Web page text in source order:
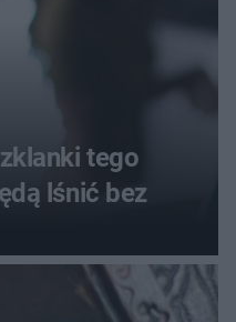
tego
lśnić bez